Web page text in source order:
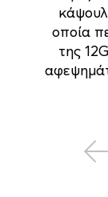
οποία
της